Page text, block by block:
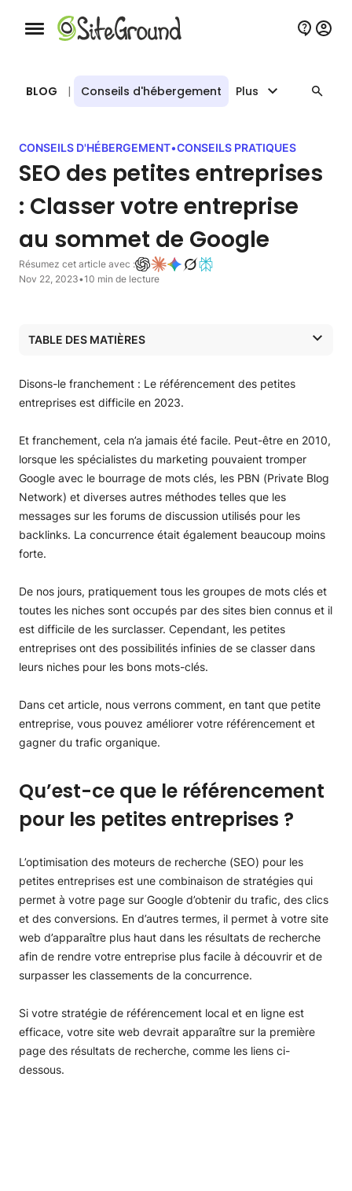
Bouton de navigation mobile
BLOG | Conseils d'hébergement Plus
CONSEILS D'HÉBERGEMENT•CONSEILS PRATIQUES
SEO des petites entreprises
: Classer votre entreprise
au sommet de Google
Résumez cet article avec :
Nov 22, 2023•10 min de lecture
TABLE DES MATIÈRES
entreprises ?
Les avantages du référencement pour les petites
Conseils en matière de référencement pour les petites
Conclusion
Disons-le franchement : Le référencement des petites
entreprises est difficile en 2023.
Et franchement, cela n’a jamais été facile. Peut-être en 2010,
lorsque les spécialistes du marketing pouvaient tromper
Google avec le bourrage de mots clés, les PBN (Private Blog
Network) et diverses autres méthodes telles que les
messages sur les forums de discussion utilisés pour les
backlinks. La concurrence était également beaucoup moins
forte.
De nos jours, pratiquement tous les groupes de mots clés et
toutes les niches sont occupés par des sites bien connus et il
est difficile de les surclasser. Cependant, les petites
entreprises ont des possibilités infinies de se classer dans
leurs niches pour les bons mots-clés.
Dans cet article, nous verrons comment, en tant que petite
entreprise, vous pouvez améliorer votre référencement et
gagner du trafic organique.
Qu’est-ce que le référencement
pour les petites entreprises ?
L’optimisation des moteurs de recherche (SEO) pour les
petites entreprises est une combinaison de stratégies qui
permet à votre page sur Google d’obtenir du trafic, des clics
et des conversions. En d’autres termes, il permet à votre site
web d’apparaître plus haut dans les résultats de recherche
afin de rendre votre entreprise plus facile à découvrir et de
surpasser les classements de la concurrence.
Si votre stratégie de référencement local et en ligne est
efficace, votre site web devrait apparaître sur la première
page des résultats de recherche, comme les liens ci-
dessous.